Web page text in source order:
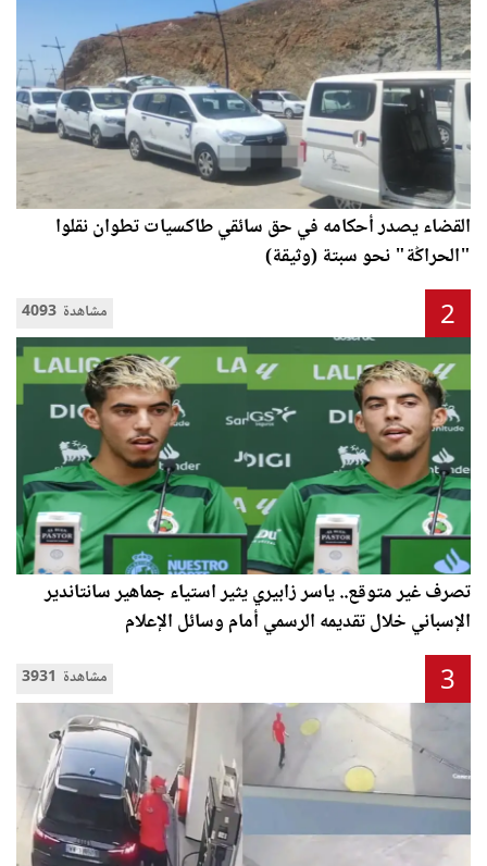
القضاء يصدر أحكامه في حق سائقي طاكسيات تطوان نقلوا
"الحراݣة" نحو سبتة (وثيقة)
4093 مشاهدة 2
تصرف غير متوقع.. ياسر زابيري يثير استياء جماهير سانتاندير
الإسباني خلال تقديمه الرسمي أمام وسائل الإعلام
3931 مشاهدة 3